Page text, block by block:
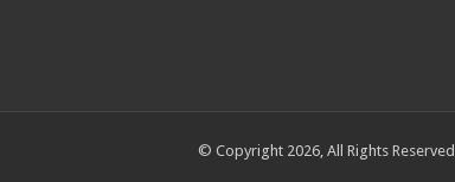
© Copyright 2026, All Rights Reserved